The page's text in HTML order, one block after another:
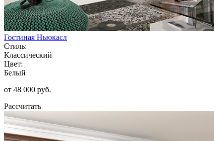
Гостиная Ньюкасл
Стиль:
Классический
Цвет:
Белый
от 48 000 руб.
Рассчитать